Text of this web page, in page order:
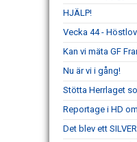
HJÄLP!
Vecka 44 - Höstlov
Kan vi mäta GF
Nu är vi i gång!
Stötta Herrlaget
Reportage i HD
Det blev ett